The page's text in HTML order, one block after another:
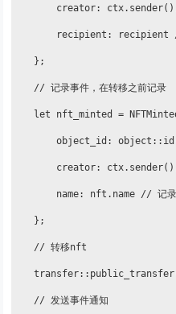
creator:
recipient: recipient
    };
    // 记录事件，在转移之前记录
let nft_minted =
object_id:
creator:
name: nft.name // 记录
    };
    // 转移nft
    // 发送事件通知